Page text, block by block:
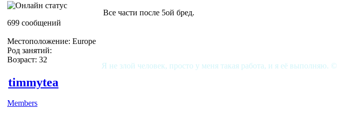
699 сообщений
Местоположение: Europe
Род занятий:
Возраст: 32
Все части после 5ой бред.
Я не злой человек, просто у меня такая работа, и я её выполняю. ©
timmytea
Members